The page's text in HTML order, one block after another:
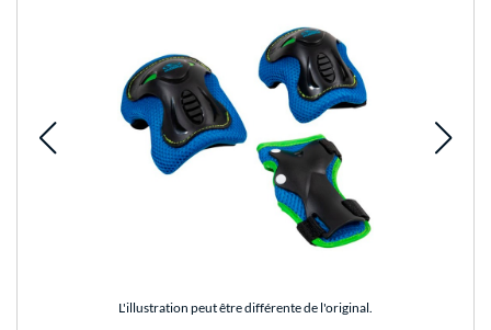
L'illustration peut être différente de l'original.